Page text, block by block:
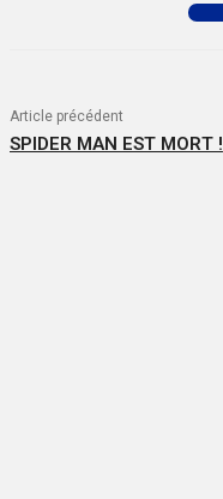
Article précédent
SPIDER MAN EST MORT !